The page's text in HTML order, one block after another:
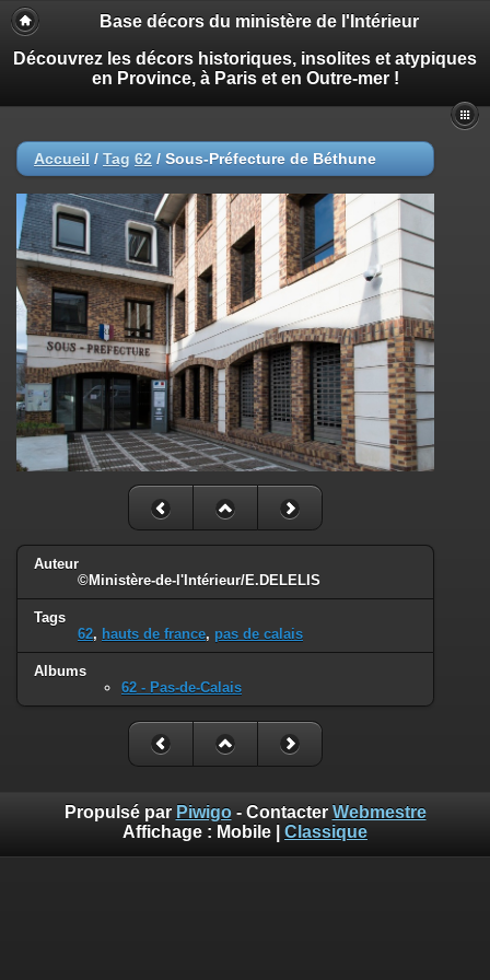
Base décors du ministère de l'Intérieur
Découvrez les décors historiques, insolites et atypiques
en Province, à Paris et en Outre-mer !
Accueil / Tag 62 / Sous-Préfecture de Béthune
Auteur
©Ministère-de-l'Intérieur/E.DELELIS
Tags
62, hauts de france, pas de calais
Albums
62 - Pas-de-Calais
Propulsé par Piwigo- Contacter Webmestre
Affichage : Mobile Classique